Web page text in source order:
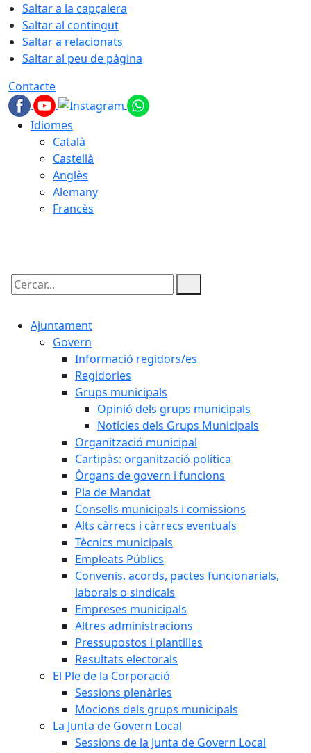
Saltar a la capçalera
Saltar al contingut
Saltar a relacionats
Saltar al peu de pàgina
Contacte
Idiomes
Català
Castellà
Anglès
Alemany
Francès
Cercar:
Ajuntament
Govern
Informació regidors/es
Regidories
Grups municipals
Opinió dels grups municipals
Notícies dels Grups Municipals
Organització municipal
Cartipàs: organització política
Òrgans de govern i funcions
Pla de Mandat
Consells municipals i comissions
Alts càrrecs i càrrecs eventuals
Tècnics municipals
Empleats Públics
Convenis, acords, pactes funcionarials,
laborals o sindicals
Empreses municipals
Altres administracions
Pressupostos i plantilles
Resultats electorals
El Ple de la Corporació
Sessions plenàries
Mocions dels grups municipals
La Junta de Govern Local
Sessions de la Junta de Govern Local